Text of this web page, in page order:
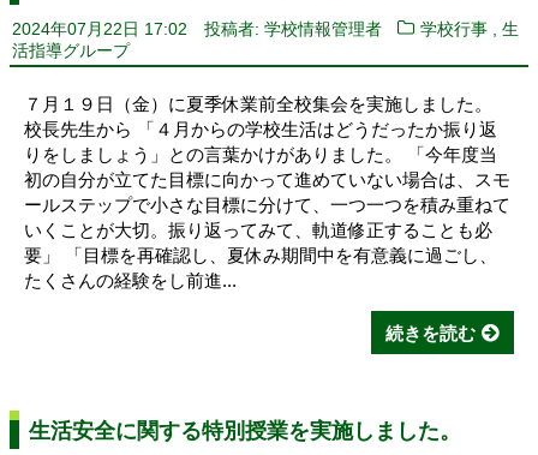
2024年07月22日 17:02 投稿者: 学校情報管理者 学校行事 ,生
活指導グループ
７月１９日（金）に夏季休業前全校集会を実施しました。
校長先生から 「４月からの学校生活はどうだったか振り返
りをしましょう」との言葉かけがありました。 「今年度当
初の自分が立てた目標に向かって進めていない場合は、スモ
ールステップで小さな目標に分けて、一つ一つを積み重ねて
いくことが大切。振り返ってみて、軌道修正することも必
要」 「目標を再確認し、夏休み期間中を有意義に過ごし、
たくさんの経験をし前進...
続きを読む
生活安全に関する特別授業を実施しました。